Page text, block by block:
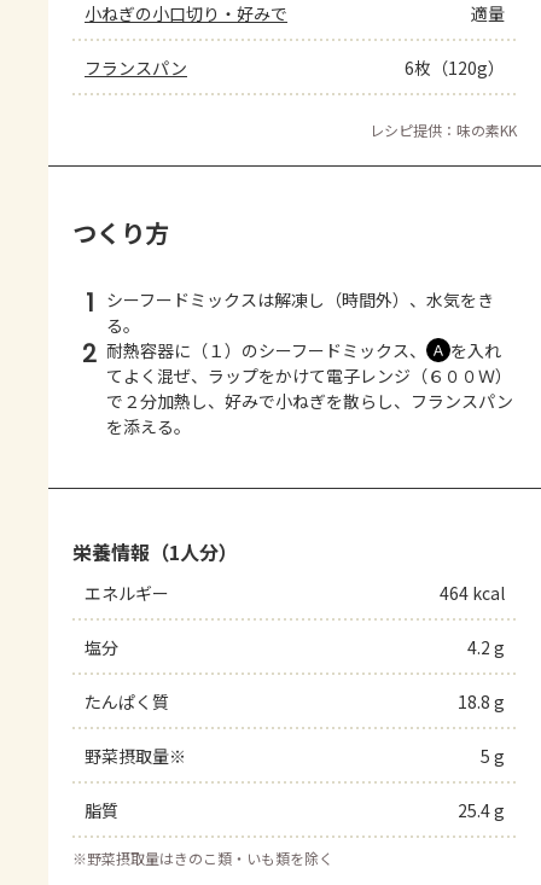
小ねぎの小口切り・好みで 適量
フランスパン 6枚（120g）
レシピ提供：味の素KK
つくり方
1 シーフードミックスは解凍し（時間外）、水気をき
る。
2 耐熱容器に（１）のシーフードミックス、 Ａ を入れ
てよく混ぜ、ラップをかけて電子レンジ（６００Ｗ）
で２分加熱し、好みで小ねぎを散らし、フランスパン
を添える。
栄養情報（1人分）
エネルギー 464 kcal
塩分 4.2 g
たんぱく質 18.8 g
野菜摂取量※ 5 g
脂質 25.4 g
※野菜摂取量はきのこ類・いも類を除く